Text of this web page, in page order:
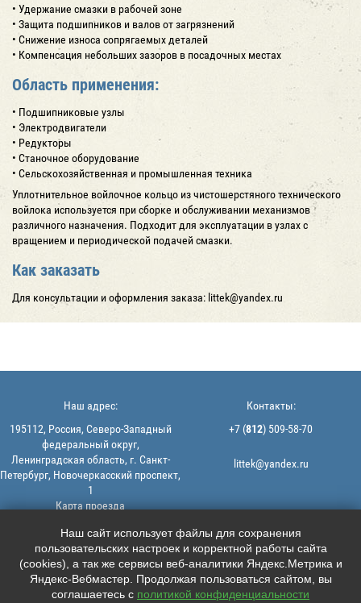
• Удержание смазки в рабочей зоне
• Защита подшипников и валов от загрязнений
• Снижение износа сопрягаемых деталей
• Компенсация небольших зазоров в посадочных местах
Область применения:
• Подшипниковые узлы
• Электродвигатели
• Редукторы
• Станочное оборудование
• Сельскохозяйственная и промышленная техника
Уплотнительное войлочное кольцо из чистошерстяного технического
войлока используется при сборке и обслуживании механизмов
различного назначения. Подходит для эксплуатации в узлах с
вращением и периодической подачей смазки.
Как заказать
Для консультации и оформления заказа: littek@yandex.ru
© 2013-2026 | ООО "ЛИТТЕК" -
производство и продажа РТИ
ИНН: 7806523560 | ОГРН:
1147847126162
Политика конфиденциальности |
Наш адрес:
195112, Россия, Северо-Западный
федеральный округ,
Ленинградская область, г. Санкт-
Петербург, Новочеркасский проспект,
1
Карта проезда
Контакты:
+7 (812) 509-58-70
littek@yandex.ru
Мы в соцсетях:
    
Наш сайт использует файлы для сохранения
пользовательских настроек и корректной работы сайта
(cookies), а так же сервисы веб-аналитики Яндекс.Метрика и
Яндекс-Вебмастер. Продолжая пользоваться сайтом, вы
соглашаетесь с политикой конфиденциальности